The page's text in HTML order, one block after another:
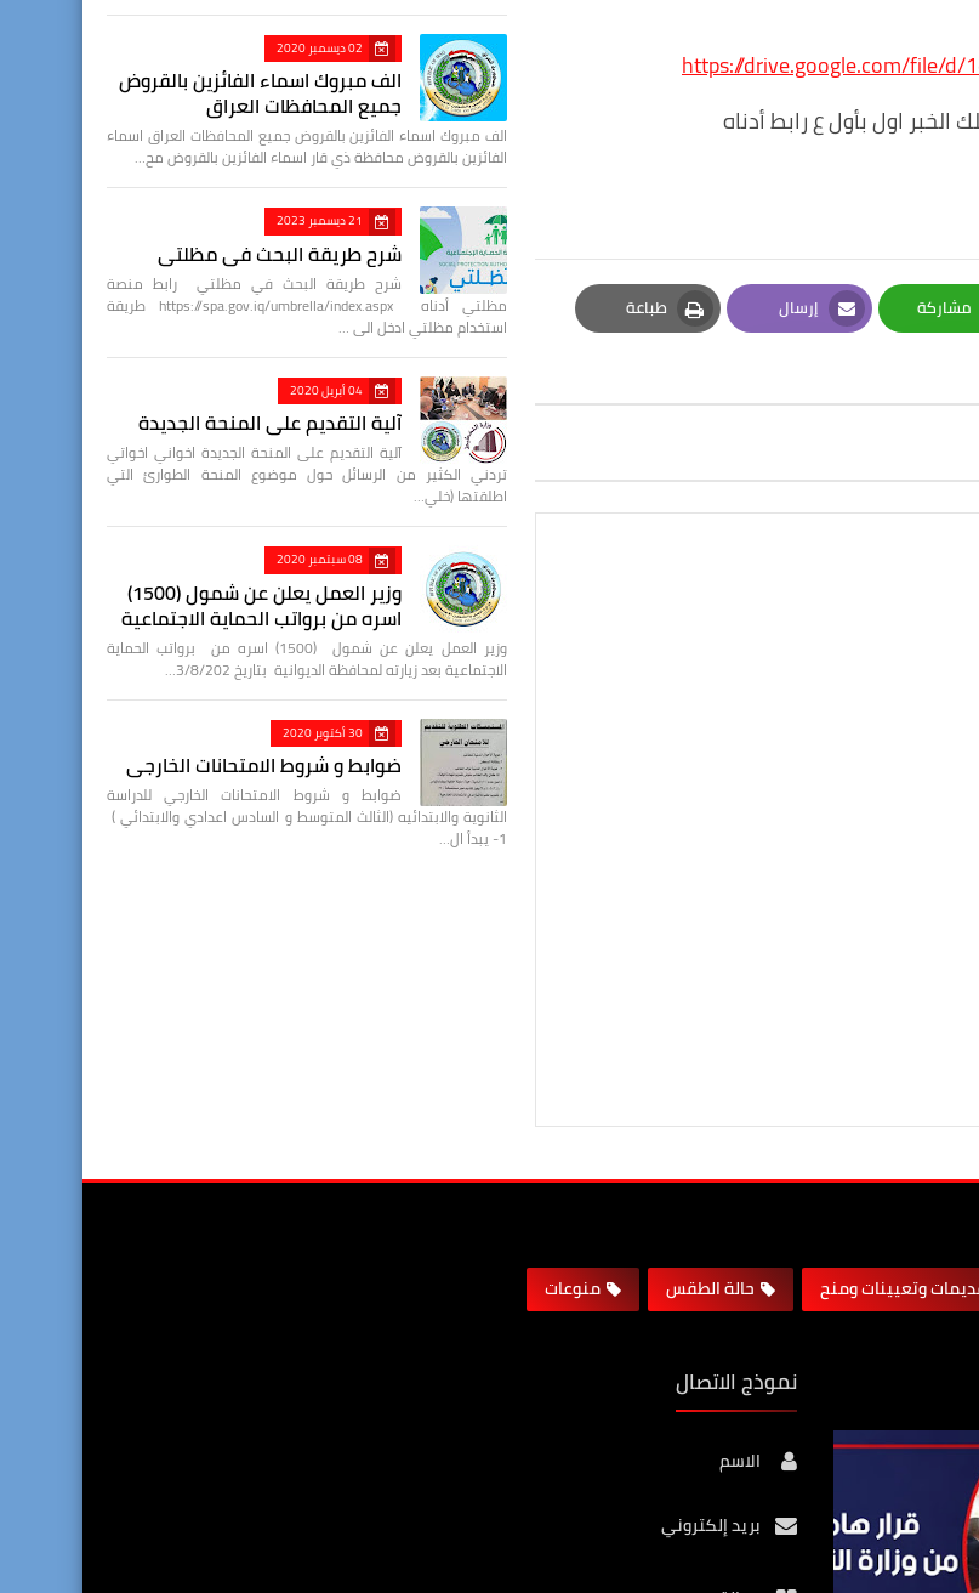
https://drive.google.com/file/d/
اول بأول ع رابط أدناه
مشاركة
Whatsapp
إرسال
Email
طباعة
Print
02 ديسمبر 2020
الف مبروك اسماء الفائزين بالقروض
جميع المحافظات العراق
الف مبروك اسماء الفائزين بالقروض جميع المحافظات العراق اسماء
الفائزين بالقروض محافظة ذي قار اسماء الفائزين بالقروض مح…
21 ديسمبر 2023
شرح طريقة البحث في مظلتي
شرح طريقة البحث في مظلتي رابط منصة
مظلتي أدناه https://spa.gov.iq/umbrella/index.aspx طريقة
استخدام مظلتي ادخل الى …
04 أبريل 2020
آلية التقديم على المنحة الجديدة
آلية التقديم على المنحة الجديدة اخواني اخواتي
تردني الكثير من الرسائل حول موضوع المنحة الطوارئ التي
اطلقتها (خلي…
08 سبتمبر 2020
وزير العمل يعلن عن شمول (1500)
اسره من برواتب الحماية الاجتماعية
وزير العمل يعلن عن شمول (1500) اسره من برواتب الحماية
الاجتماعية بعد زيارته لمحافظة الديوانية بتاريخ 3/8/202…
30 أكتوبر 2020
ضوابط و شروط الامتحانات الخارجي
ضوابط و شروط الامتحانات الخارجي للدراسة
الثانوية والابتدائيه (الثالث المتوسط و السادس اعدادي والابتدائي )
1- يبدأ ال…
وتعيينات ومنح حالة الطقس منوعات
نموذج الاتصال
الاسم
بريد إلكتروني